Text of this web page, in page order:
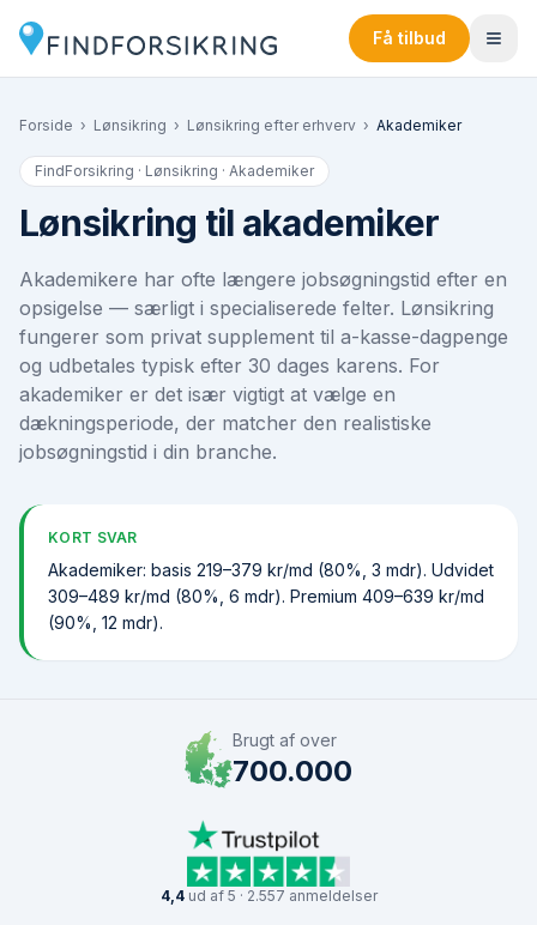
Få tilbud
Forside › Lønsikring › Lønsikring efter erhverv › Akademiker
FindForsikring · Lønsikring · Akademiker
Lønsikring til akademiker
Akademikere har ofte længere jobsøgningstid efter en
opsigelse — særligt i specialiserede felter. Lønsikring
fungerer som privat supplement til a-kasse-dagpenge
og udbetales typisk efter 30 dages karens. For
akademiker er det især vigtigt at vælge en
dækningsperiode, der matcher den realistiske
jobsøgningstid i din branche.
KORT SVAR
Akademiker: basis 219–379 kr/md (80%, 3 mdr). Udvidet
309–489 kr/md (80%, 6 mdr). Premium 409–639 kr/md
(90%, 12 mdr).
Brugt af over
700.000
4,4ud af 5 · 2.557 anmeldelser